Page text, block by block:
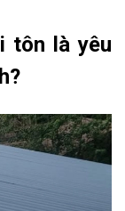
tôn là yêu